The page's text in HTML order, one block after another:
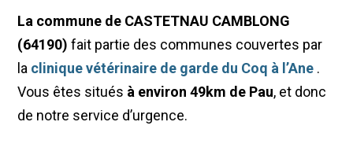
La commune de CASTETNAU CAMBLONG
(64190) fait partie des communes couvertes par
la clinique vétérinaire de garde du Coq à l’Ane .
Vous êtes situés à environ 49km de Pau, et donc
de notre service d’urgence.